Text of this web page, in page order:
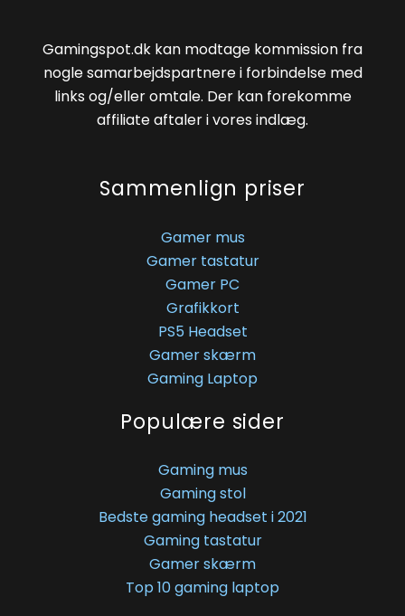
Gamingspot.dk kan modtage kommission fra
nogle samarbejdspartnere i forbindelse med
links og/eller omtale. Der kan forekomme
affiliate aftaler i vores indlæg.
Sammenlign priser
Gamer mus
Gamer tastatur
Gamer PC
Grafikkort
PS5 Headset
Gamer skærm
Gaming Laptop
Populære sider
Gaming mus
Gaming stol
Bedste gaming headset i 2021
Gaming tastatur
Gamer skærm
Top 10 gaming laptop